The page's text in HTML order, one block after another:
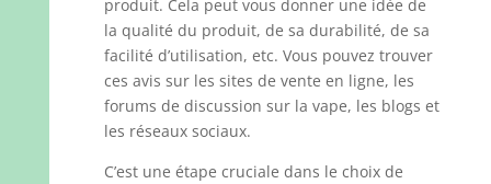
produit. Cela peut vous donner une idée de
la qualité du produit, de sa durabilité, de sa
facilité d’utilisation, etc. Vous pouvez trouver
ces avis sur les sites de vente en ligne, les
forums de discussion sur la vape, les blogs et
les réseaux sociaux.
C’est une étape cruciale dans le choix de